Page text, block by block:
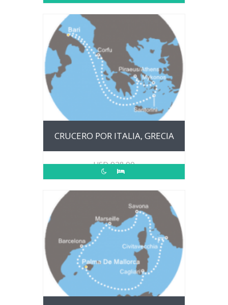
CRUCERO POR ITALIA, GRECIA
USD928.00